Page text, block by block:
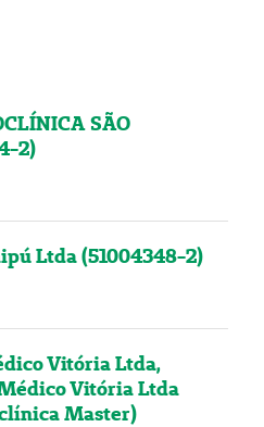
SÃO
2)
Ltda (51004348-2)
Vitória Ltda,
Vitória Ltda
Master)